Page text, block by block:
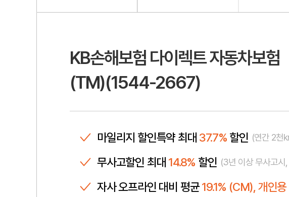
보험료 산출 구조와 특약 적용 순서를 정리해 단계별 비교 전략을 제안합니다.
KB손해보험 다이렉트 자동차보험
(TM)(1544-2667)
마일리지 할인특약 최대 37.7% 할인 (연간 2천
무사고할인 최대 14.8% 할인 (3년 이상 무사고
자사 오프라인 대비 평균19.1% (CM), 개인